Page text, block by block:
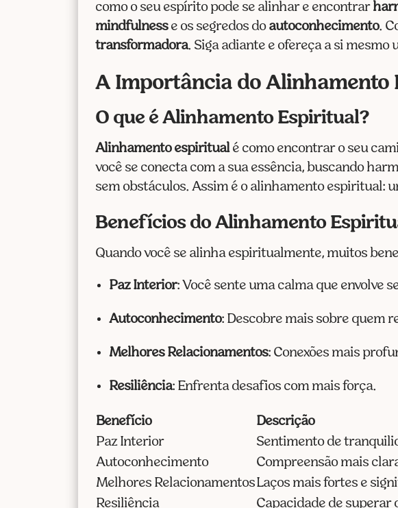
como o seu espírito pode se alinhar e encontrar
mindfulnesse os segredos do autoconhecimento.
transformadora. Siga adiante e ofereça a si mesmo
A Importância do Alinhamento
O que é Alinhamento Espiritual?
Alinhamento espiritualé como encontrar o seu
você se conecta com a sua essência, buscando
sem obstáculos. Assim é o alinhamento espiritual:
Benefícios do Alinhamento
Quando você se alinha espiritualmente, muitos
Paz Interior: Você sente uma calma que envolve
Autoconhecimento: Descobre mais sobre quem
Melhores Relacionamentos: Conexões mais
Resiliência: Enfrenta desafios com mais força.
Benefício
Descrição
Paz Interior
Sentimento de
Autoconhecimento
Compreensão mais
Melhores RelacionamentosLaços mais fortes e
Resiliência
Capacidade de